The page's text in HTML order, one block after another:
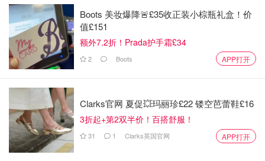
单看鞋型就是一双普通好看的凉鞋，妙就妙在配色上。同个
款式出了大概四个配色。让人想起Phoebe Philo在包袋的配
色上的精准拿捏。这双拼色凉鞋也是很好看，鞋面的红色蛇
常灵活，还有大胆的配色运用。妙不可言。
Yuul Yie Suede Sandal
Moda Operandi
Boots 美妆爆降🚨£35收正装小棕瓶礼盒！价
值£151
额外7.2折！Prada护手霜£34
2 Boots APP打开
Clarks官网 夏促💥玛丽珍£22 镂空芭蕾鞋£16
3折起+第2双半价！百搭舒服！
31 1 Clarks英国官网 APP打开